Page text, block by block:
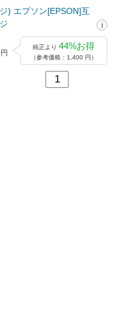
) エプソン[EPSON]互
円
純正より 44%お得
（参考価格：1,400 円）